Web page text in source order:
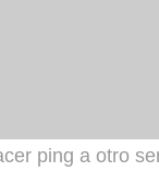
ping a otro